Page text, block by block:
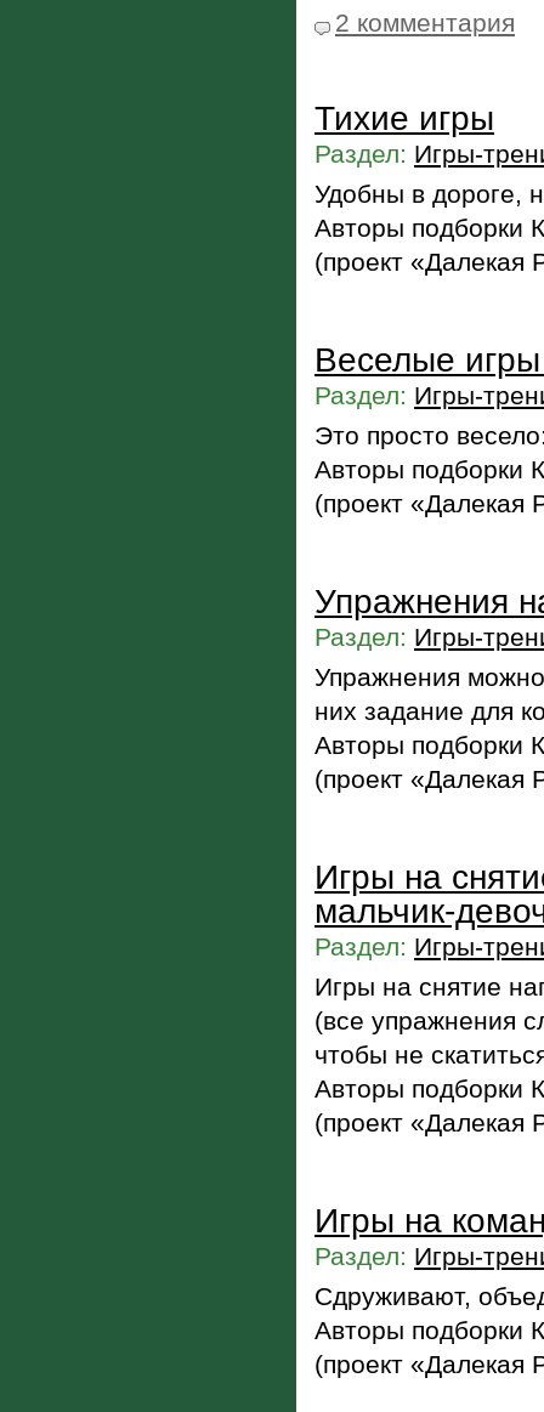
2 комментария
Тихие игры
Раздел: Игры-
Удобны в дороге,
Авторы подборки
(проект «Далекая
Веселые
Раздел: Игры-
Это просто
Авторы подборки
(проект «Далекая
Упражнения
Раздел: Игры-
Упражнения можно
них задание для
Авторы подборки
(проект «Далекая
Игры на
мальчик-
Раздел: Игры-
Игры на снятие
(все упражнения
чтобы не
Авторы подборки
(проект «Далекая
Игры на
Раздел: Игры-
Сдруживают,
Авторы подборки
(проект «Далекая